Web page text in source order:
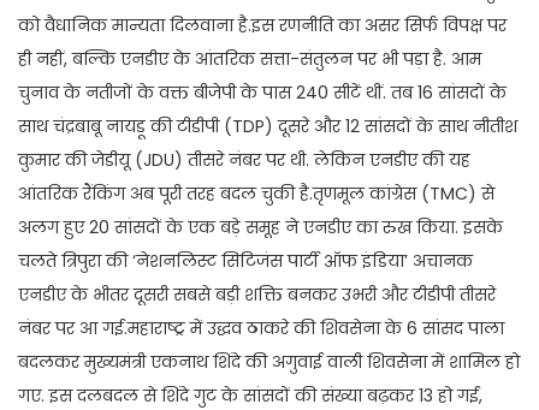
को वैधानिक मान्यता दिलवाना है.इस रणनीति का असर सिर्फ विपक्ष पर
ही नहीं, बल्कि एनडीए के आंतरिक सत्ता-संतुलन पर भी पड़ा है. आम
चुनाव के नतीजों के वक्त बीजेपी के पास 240 सीटें थीं. तब 16 सांसदों के
साथ चंद्रबाबू नायडू की टीडीपी (TDP) दूसरे और 12 सांसदों के साथ नीतीश
कुमार की जेडीयू (JDU) तीसरे नंबर पर थी. लेकिन एनडीए की यह
आंतरिक रैंकिंग अब पूरी तरह बदल चुकी है.तृणमूल कांग्रेस (TMC) से
अलग हुए 20 सांसदों के एक बड़े समूह ने एनडीए का रुख किया. इसके
चलते त्रिपुरा की ‘नेशनलिस्ट सिटिजंस पार्टी ऑफ इंडिया’ अचानक
एनडीए के भीतर दूसरी सबसे बड़ी शक्ति बनकर उभरी और टीडीपी तीसरे
नंबर पर आ गई.महाराष्ट्र में उद्धव ठाकरे की शिवसेना के 6 सांसद पाला
बदलकर मुख्यमंत्री एकनाथ शिंदे की अगुवाई वाली शिवसेना में शामिल हो
गए. इस दलबदल से शिंदे गुट के सांसदों की संख्या बढ़कर 13 हो गई,